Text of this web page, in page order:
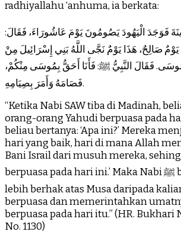
radhiyallahu ‘anhuma, ia berkata:
فَوَجَدَ الْيَهُودَ يَصُومُونَ يَوْمَ عَاشُورَاءَ، فَقَالَ:
يَوْمٌ صَالِحٌ، هَذَا يَوْمٌ نَجَّى اللَّهُ بَنِي إِسْرَائِيلَ مِنْ
فَقَالَ النَّبِيُّ ﷺ: فَأَنَا أَحَقُّ بِمُوسَى مِنْكُمْ،
فَصَامَهُ وَأَمَرَ بِصِيَامِهِ.
“Ketika Nabi SAW tiba di Madinah,
orang-orang Yahudi berpuasa pada
beliau bertanya: ‘Apa ini?’ Mereka
hari yang baik, hari di mana Allah
Bani Israil dari musuh mereka,
berpuasa pada hari ini.’ Maka Nabi ﷺ bersabda: ‘Aku
lebih berhak atas Musa daripada
berpuasa dan memerintahkan
berpuasa pada hari itu.” (HR. Bukhari
No. 1130)